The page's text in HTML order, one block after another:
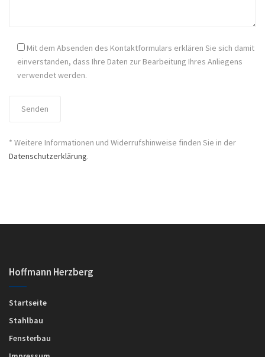
Mit dem Absenden des Kontaktformulars erklären Sie sich damit
einverstanden, dass Ihre Daten zur Bearbeitung Ihres Anliegens
verwendet werden.
* Weitere Informationen und Widerrufshinweise finden Sie in der
Datenschutzerklärung.
Hoffmann Herzberg
Startseite
Stahlbau
Fensterbau